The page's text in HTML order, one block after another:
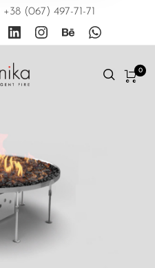
+38 (067) 497-71-71
0